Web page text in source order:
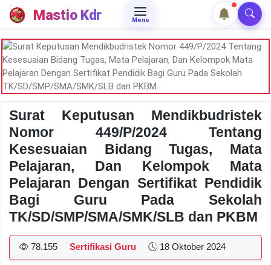
Mastio Kdr Menu
Surat Keputusan Mendikbudristek
Nomor 449/P/2024 Tentang
Kesesuaian Bidang Tugas, Mata
Pelajaran, Dan Kelompok Mata
Pelajaran Dengan Sertifikat Pendidik
Bagi Guru Pada Sekolah
TK/SD/SMP/SMA/SMK/SLB dan PKBM
78.155 Sertifikasi Guru 18 Oktober 2024